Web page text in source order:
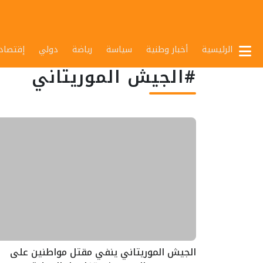
الرئيسية أخبار وطنية سياسة رياضة دولي إقتصاد
#الجيش الموريتاني
الجيش الموريتاني ينفي مقتل مواطنين على